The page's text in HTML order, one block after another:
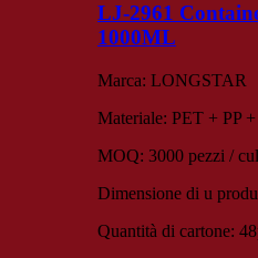
LJ-2961
1000ML
Marca: LONGSTAR
Materiale: PET + PP
MOQ: 3000 pezzi /
Dimensione di u
Quantità di cartone: